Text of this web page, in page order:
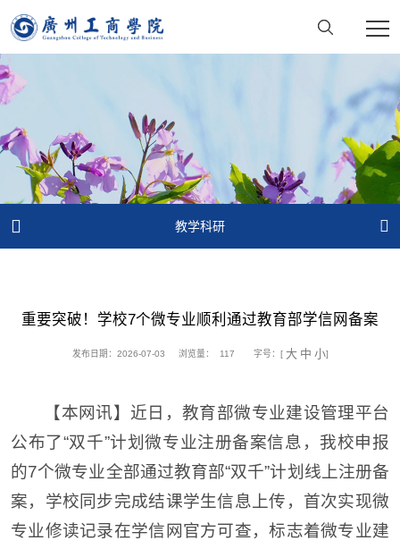
 教学科研 
重要突破！学校7个微专业顺利通过教育部学信网备案
发布日期：2026-07-03 浏览量： 117 字号：[ 大 中 小]
【本网讯】近日，教育部微专业建设管理平台
公布了“双千”计划微专业注册备案信息，我校申报
的7个微专业全部通过教育部“双千”计划线上注册备
案，学校同步完成结课学生信息上传，首次实现微
专业修读记录在学信网官方可查，标志着微专业建